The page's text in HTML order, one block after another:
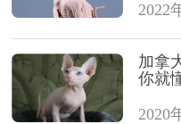
2022
加拿
你就
2020